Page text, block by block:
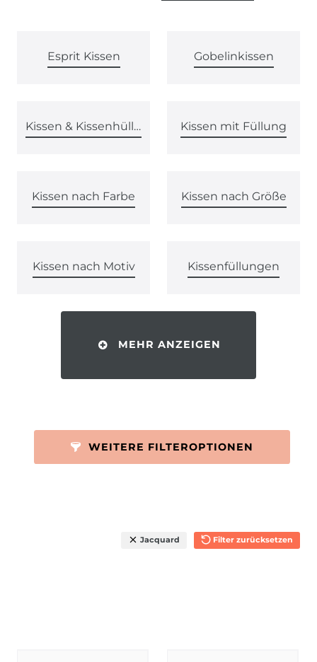
Esprit Kissen Gobelinkissen
Kissen & Kissenhüllen von SCHÖNER LEBEN. Kissen mit Füllung
Kissen nach Farbe Kissen nach Größe
Kissen nach Motiv Kissenfüllungen
MEHR ANZEIGEN
WEITERE FILTEROPTIONEN
Jacquard Filter zurücksetzen